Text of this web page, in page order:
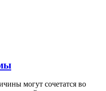
могут сочетатся во